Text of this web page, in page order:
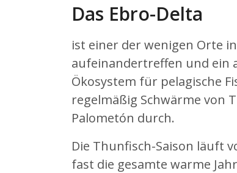
Das Ebro-Delta
ist einer der wenigen Orte
aufeinandertreffen und ein
Ökosystem für pelagische
regelmäßig Schwärme von
Palometón durch.
Die Thunfisch-Saison läuft
fast die gesamte warme